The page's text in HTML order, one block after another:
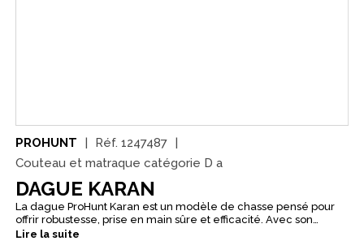
PROHUNT Réf. 1247487
Couteau et matraque catégorie D a
DAGUE KARAN
La dague ProHunt Karan est un modèle de chasse pensé pour
offrir robustesse, prise en main sûre et efficacité. Avec son
design affirmé et sa finition soignée, elle constitue un accessoire
Lire la suite